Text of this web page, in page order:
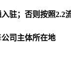
驻；否则按照2.2
公司主体所在地